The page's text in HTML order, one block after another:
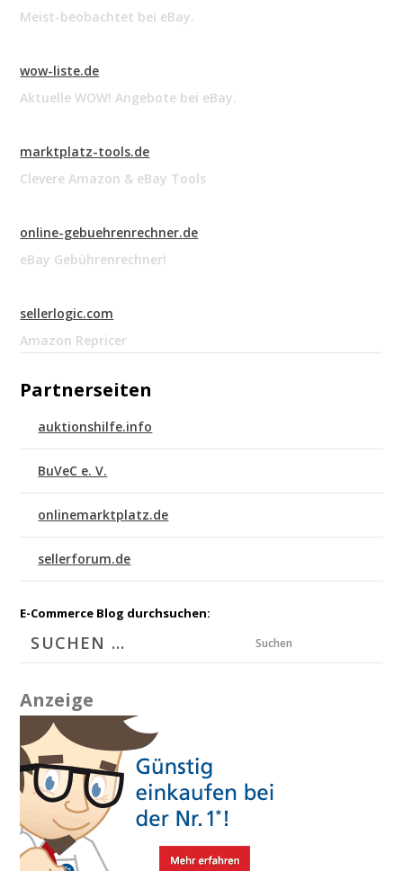
Meist-beobachtet bei eBay.
wow-liste.de
Aktuelle WOW! Angebote bei eBay.
marktplatz-tools.de
Clevere Amazon & eBay Tools
online-gebuehrenrechner.de
eBay Gebührenrechner!
sellerlogic.com
Amazon Repricer
Partnerseiten
auktionshilfe.info
BuVeC e. V.
onlinemarktplatz.de
sellerforum.de
E-Commerce Blog durchsuchen:
Suchen
Anzeige